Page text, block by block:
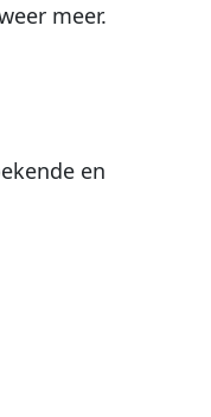
meer.
en